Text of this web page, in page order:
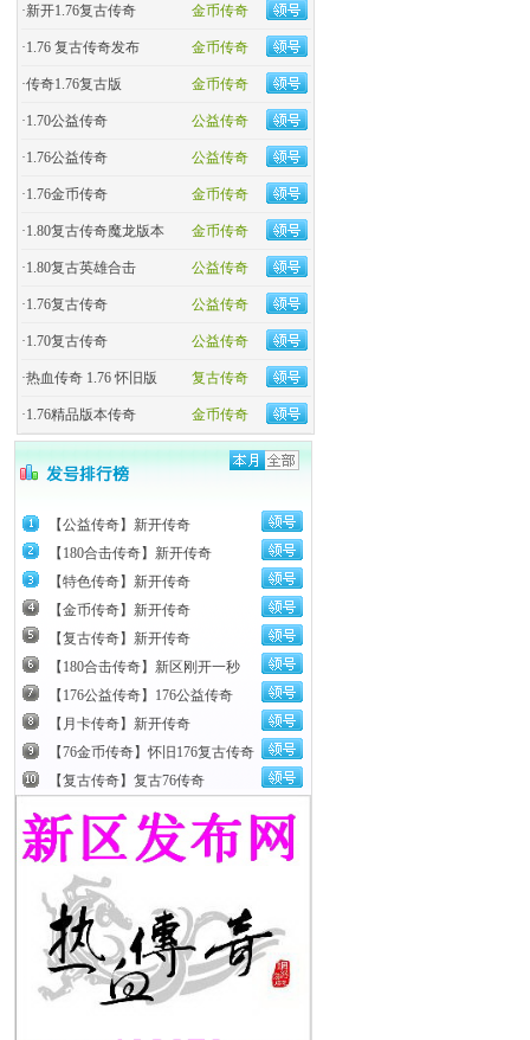
金币传奇
·新开1.76复古传奇
金币传奇
·1.76 复古传奇发布
金币传奇
·传奇1.76复古版
公益传奇
·1.70公益传奇
公益传奇
·1.76公益传奇
金币传奇
·1.76金币传奇
金币传奇
·1.80复古传奇魔龙版本
公益传奇
·1.80复古英雄合击
公益传奇
·1.76复古传奇
公益传奇
·1.70复古传奇
复古传奇
·热血传奇 1.76 怀旧版
金币传奇
·1.76精品版本传奇
【公益传奇】新开传奇
【180合击传奇】新开传奇
【特色传奇】新开传奇
【金币传奇】新开传奇
【复古传奇】新开传奇
【180合击传奇】新区刚开一秒
【176公益传奇】176公益传奇
【月卡传奇】新开传奇
【76金币传奇】怀旧176复古传奇
【复古传奇】复古76传奇